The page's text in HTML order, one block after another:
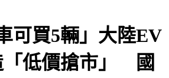
可買5輛」大陸EV
「低價搶市」 國